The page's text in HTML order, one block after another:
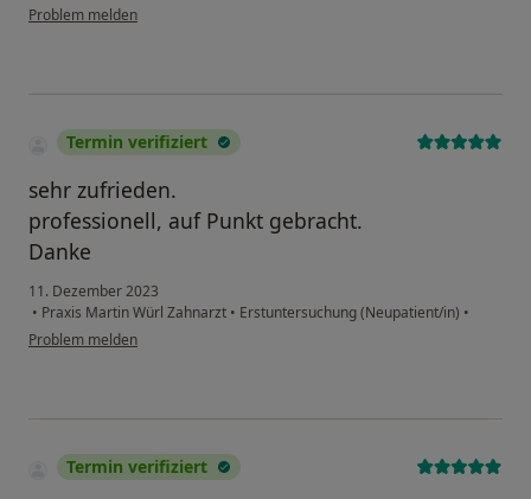
Problem melden
Termin verifiziert
sehr zufrieden.
professionell, auf Punkt gebracht.
Danke
11. Dezember 2023
• Praxis Martin Würl Zahnarzt • Erstuntersuchung (Neupatient/in) •
Problem melden
Termin verifiziert